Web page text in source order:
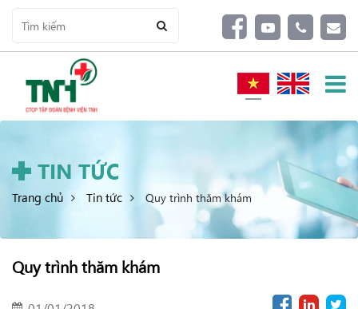
TIN TỨC
Trang chủ Tin tức Quy trình thăm khám
Quy trình thăm khám